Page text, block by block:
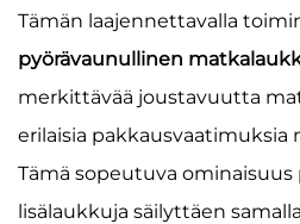
Tämän laajennettavalla
pyörävaunullinen
merkittävää joustavuutta
erilaisia pakkausvaatimuksia
Tämä sopeutuva ominaisuus
lisälaukkuja säilyttäen